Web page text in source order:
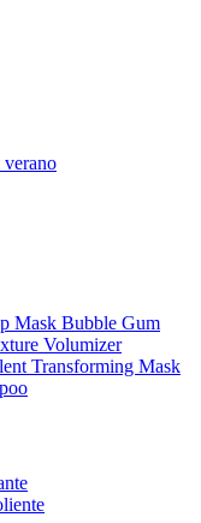
verano
Mask Bubble Gum
Volumizer
Transforming Mask